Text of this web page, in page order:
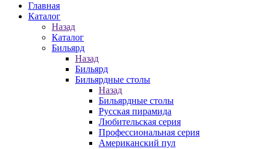
Главная
Каталог
Назад
Каталог
Бильярд
Назад
Бильярд
Бильярдные столы
Назад
Бильярдные столы
Русская пирамида
Любительская серия
Профессиональная серия
Американский пул